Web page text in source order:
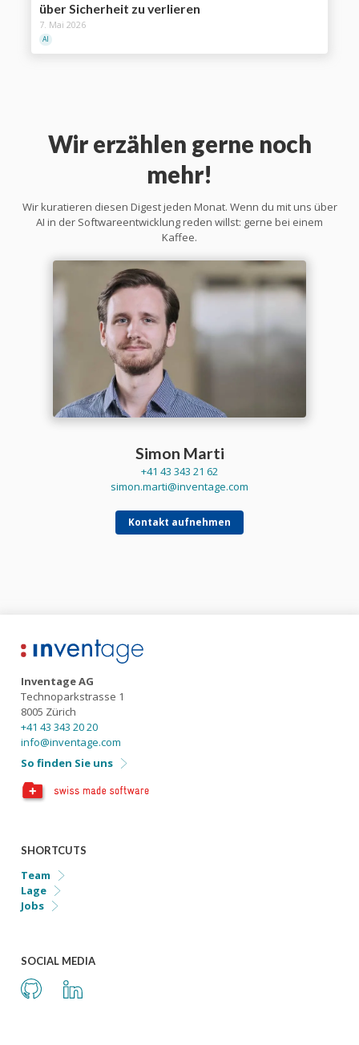
über Sicherheit zu verlieren
7. Mai 2026
AI
Wir erzählen gerne noch
mehr!
Wir kuratieren diesen Digest jeden Monat. Wenn du mit uns über
AI in der Softwareentwicklung reden willst: gerne bei einem
Kaffee.
Simon Marti
+41 43 343 21 62
simon.marti@inventage.com
Kontakt aufnehmen
Inventage AG
Technoparkstrasse 1
8005 Zürich
+41 43 343 20 20
info@inventage.com
So finden Sie uns
SHORTCUTS
Team
Lage
Jobs
SOCIAL MEDIA
Github LinkedIn